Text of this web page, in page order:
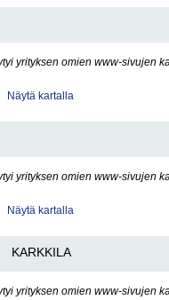
yrityksen omien www-sivujen
Näytä kartalla
yrityksen omien www-sivujen
Näytä kartalla
KARKKILA
yrityksen omien www-sivujen